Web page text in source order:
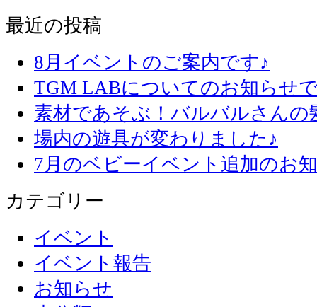
最近の投稿
8月イベントのご案内です♪
TGM LABについてのお知らせ
素材であそぶ！バルバルさん
場内の遊具が変わりました♪
7月のベビーイベント追加のお
カテゴリー
イベント
イベント報告
お知らせ